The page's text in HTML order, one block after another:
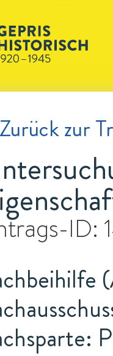
Zurück zur
ID: